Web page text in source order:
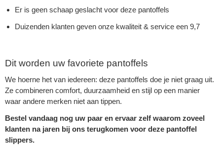
Er is geen schaap geslacht voor deze pantoffels
Duizenden klanten geven onze kwaliteit & service een 9,7
Dit worden uw favoriete pantoffels
We hoerne het van iedereen: deze pantoffels doe je niet graag uit.
Ze combineren comfort, duurzaamheid en stijl op een manier
waar andere merken niet aan tippen.
Bestel vandaag nog uw paar en ervaar zelf waarom zoveel
klanten na jaren bij ons terugkomen voor deze pantoffel
slippers.